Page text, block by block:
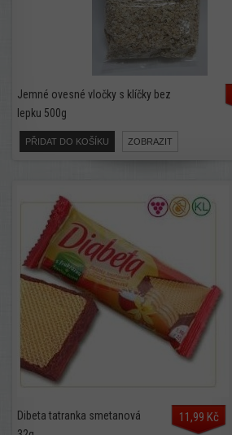
Jemné ovesné vločky s klíčky bez
lepku 500g
PŘIDAT DO KOŠÍKU ZOBRAZIT
Dibeta tatranka smetanová
11,99 Kč